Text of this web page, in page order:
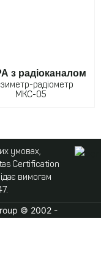
з радіоканалом
радіометр
МКС-05
умовах,
Certification
вимогам
© 2002 -